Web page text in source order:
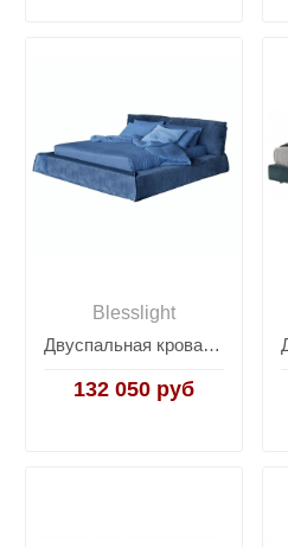
Blesslight
Двуспальная кровать Paris
132 050 руб